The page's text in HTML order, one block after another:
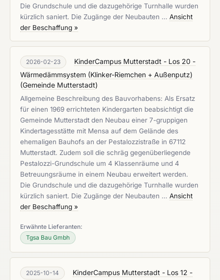
Die Grundschule und die dazugehörige Turnhalle wurden
kürzlich saniert. Die Zugänge der Neubauten … Ansicht
der Beschaffung »
2026-02-23
KinderCampus Mutterstadt - Los 20 -
Wärmedämmsystem (Klinker-Riemchen + Außenputz)
(Gemeinde Mutterstadt)
Allgemeine Beschreibung des Bauvorhabens: Als Ersatz
für einen 1969 errichteten Kindergarten beabsichtigt die
Gemeinde Mutterstadt den Neubau einer 7-gruppigen
Kindertagesstätte mit Mensa auf dem Gelände des
ehemaligen Bauhofs an der Pestalozzistraße in 67112
Mutterstadt. Zudem soll die schräg gegenüberliegende
Pestalozzi-Grundschule um 4 Klassenräume und 4
Betreuungsräume in einem Neubau erweitert werden.
Die Grundschule und die dazugehörige Turnhalle wurden
kürzlich saniert. Die Zugänge der Neubauten … Ansicht
der Beschaffung »
Erwähnte Lieferanten:
Tgsa Bau Gmbh
2025-10-14
KinderCampus Mutterstadt - Los 12 -